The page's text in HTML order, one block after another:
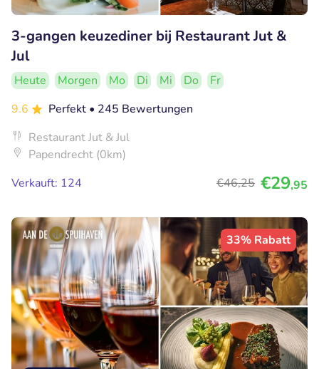
3-gangen keuzediner bij Restaurant Jut &
Jul
Heute Morgen Mo Di Mi Do
Fr
9.6
Perfekt • 245 Bewertungen
Restaurant Jut & Jul
Papendrecht (0km)
Verkauft: 124
€46,25 €29,95
33% Rabatt